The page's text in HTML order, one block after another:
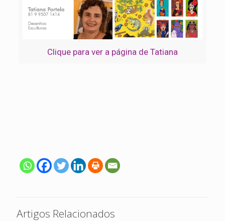
Clique para ver a página de Tatiana
Artigos Relacionados